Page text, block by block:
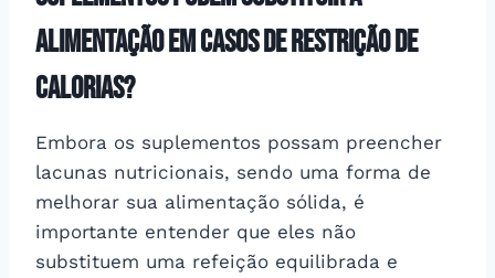
alimentação em casos de restrição de
calorias?
Embora os suplementos possam preencher
lacunas nutricionais, sendo uma forma de
melhorar sua alimentação sólida, é
importante entender que eles não
substituem uma refeição equilibrada e